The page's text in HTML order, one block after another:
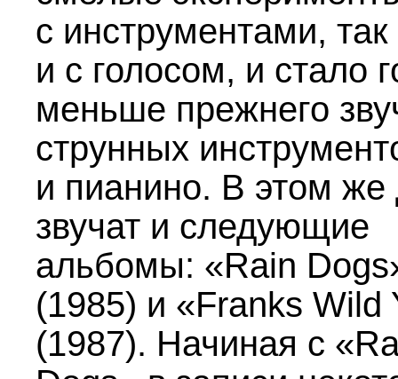
с инструментами, так
и с голосом, и стало
меньше прежнего
струнных
и пианино. В этом же
звучат и следующие
альбомы: «Rain
(1985) и «Franks Wild
(1987). Начиная с